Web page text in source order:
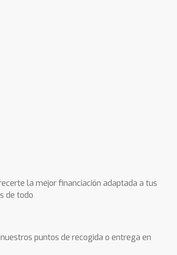
la mejor financiación adaptada a tus
de todo
puntos de recogida o entrega en